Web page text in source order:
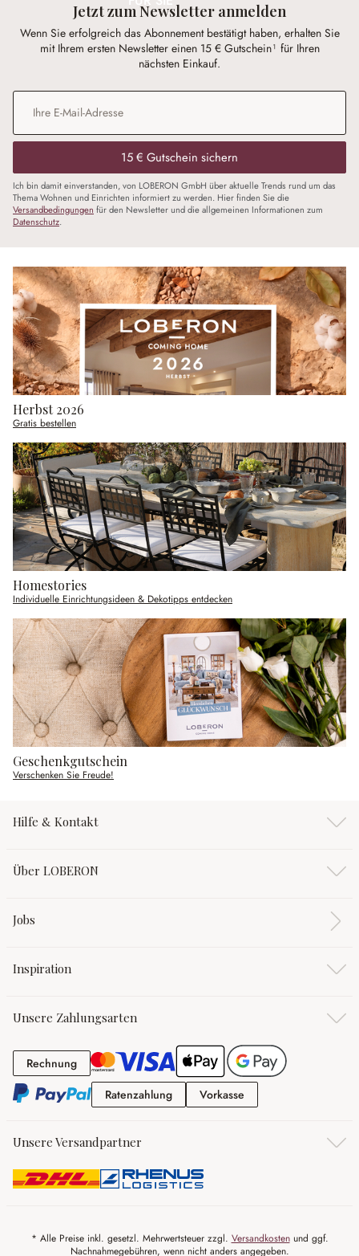
Jetzt zum Newsletter anmelden
Wenn Sie erfolgreich das Abonnement bestätigt haben, erhalten Sie
mit Ihrem ersten Newsletter einen 15 € Gutschein¹ für Ihren
nächsten Einkauf.
E-Mail-Adresse
15 € Gutschein sichern
Ich bin damit einverstanden, von LOBERON GmbH über aktuelle Trends rund um das
Thema Wohnen und Einrichten informiert zu werden. Hier finden Sie die
Versandbedingungen für den Newsletter und die allgemeinen Informationen zum
Datenschutz.
Herbst 2026
Gratis bestellen
Homestories
Individuelle Einrichtungsideen & Dekotipps entdecken
Geschenkgutschein
Verschenken Sie Freude!
Hilfe & Kontakt
Über LOBERON
Jobs
Inspiration
Unsere Zahlungsarten
RechnungRechnung
RatenzahlungRatenzahlung
Vorkasse
Unsere Versandpartner
* Alle Preise inkl. gesetzl. Mehrwertsteuer zzgl. Versandkostenund ggf.
Nachnahmegebühren, wenn nicht anders angegeben.